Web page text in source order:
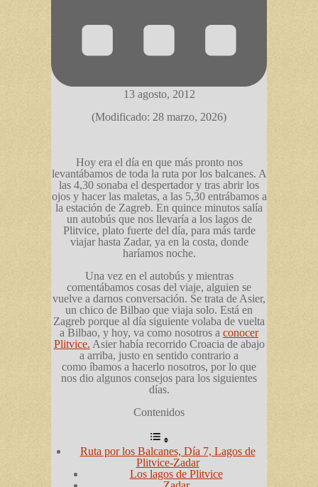
13 agosto, 2012
(Modificado: 28 marzo, 2026)
Hoy era el día en que más pronto nos
levantábamos de toda la ruta por los balcanes. A
las 4,30 sonaba el despertador y tras abrir los
ojos y hacer las maletas, a las 5,30 entrábamos a
la estación de Zagreb. En quince minutos salía
un autobús que nos llevaría a los lagos de
Plitvice, plato fuerte del día, para más tarde
viajar hasta Zadar, ya en la costa, donde
haríamos noche.
Una vez en el autobús y mientras
comentábamos cosas del viaje, alguien se
vuelve a darnos conversación. Se trata de Asier,
un chico de Bilbao que viaja solo. Está en
Zagreb porque al día siguiente volaba de vuelta
a Bilbao, y hoy, va como nosotros a conocer
Plitvice. Asier había recorrido Croacia de abajo
a arriba, justo en sentido contrario a
como íbamos a hacerlo nosotros, por lo que
nos dio algunos consejos para los siguientes
días.
Contenidos
Ruta por los Balcanes, Día 7, Lagos de
Plitvice-Zadar
Los lagos de Plitvice